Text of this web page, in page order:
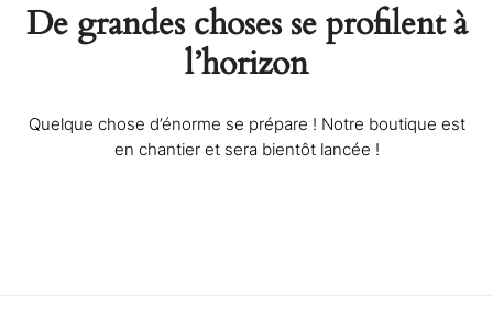
De grandes choses se profilent à
l’horizon
Quelque chose d’énorme se prépare ! Notre boutique est
en chantier et sera bientôt lancée !